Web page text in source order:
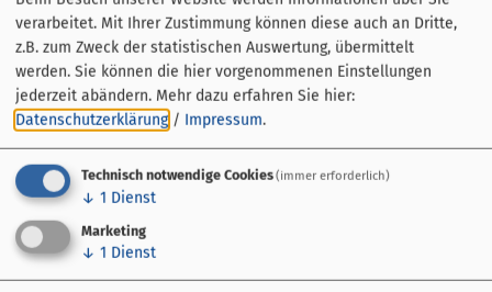
Felsenkelleranlagen empfohlen. Der Weg zur Brauerei
am Stephansberg ist recht steil, und in der Brauerei gilt
es steile, enge Stufen zu überwinden.
Keine Führungen an Feiertagen!
verarbeitet. Mit Ihrer Zustimmung können diese auch an Dritte,
z.B. zum Zweck der statistischen Auswertung, übermittelt
werden. Sie können die hier vorgenommenen Einstellungen
jederzeit abändern. Mehr dazu erfahren Sie hier:
Datenschutzerklärung / Impressum.
Technisch notwendige Cookies(immer erforderlich)
↓ 1 Dienst
Marketing
↓ 1 Dienst